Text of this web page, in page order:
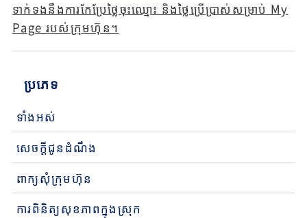
ទាក់ទងនឹងការកែប្រែថ្លៃចុះឈ្មោះ និងថ្លៃប្រើប្រាស់សម្រាប់ My
Page របស់ក្រុមហ៊ុន។
ប្រភេទ
ទាំងអស់
សេចក្តីជូនដំណឹង
ពាក្យសុំក្រុមហ៊ុន
ការពិនិត្យសុខភាពក្នុងស្រុក